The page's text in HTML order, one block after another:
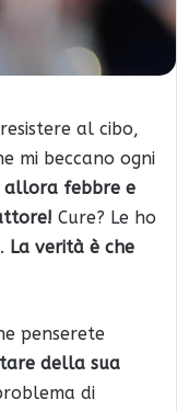
al cibo,
mi beccano ogni
allora febbre e
Cure? Le ho
La verità è che
penserete
della sua
di